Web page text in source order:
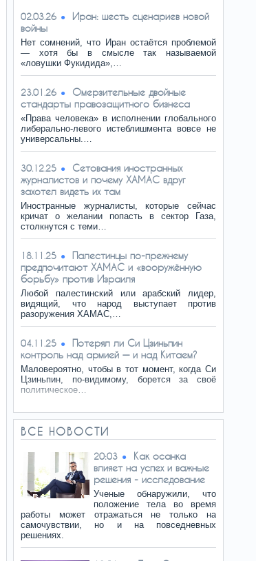
02.03.26
Иран: шесть сценариев новой
войны
Нет сомнений, что Иран остаётся проблемой
— хотя бы в смысле так называемой
«ловушки Фукидида»,…
23.01.26
Омерзительные двойные
стандарты правозащитного бизнеса
«Права человека» в исполнении глобального
либерально-левого истеблишмента вовсе не
универсальны.…
30.12.25
Сетования иностранных
журналистов и почему ХАМАС вдруг
захотел видеть их там
Иностранные журналисты, которые сейчас
кричат ​​о желании попасть в сектор Газа,
столкнутся с теми…
18.11.25
Палестинцы по-прежнему
предпочитают ХАМАС и «вооружённую
борьбу» против Израиля
Любой палестинский или арабский лидер,
видящий, что народ выступает против
разоружения ХАМАС,…
04.11.25
Потерял ли Си Цзиньпин
контроль над армией — и над Китаем?
Маловероятно, чтобы в тот момент, когда Си
Цзиньпин, по-видимому, борется за своё
политическое…
ВСЕ НОВОСТИ
20:03
Как осанка
влияет на успех и важные
решения - исследование
Ученые обнаружили, что
положение тела во время
работы может отражаться не только на
самочувствии, но и на повседневных
решениях.